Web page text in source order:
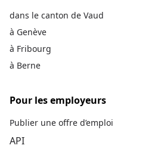
dans le canton de Vaud
à Genève
à Fribourg
à Berne
Pour les employeurs
Publier une offre d’emploi
API